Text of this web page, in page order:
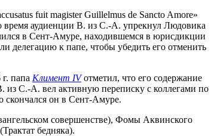
fuit magister Guillelmus de Sancto Amore»
аудиенции В. из С.-А. упрекнул Людовика
в Сент-Амуре, находившемся в юрисдикции
делегацию к папе, чтобы убедить его отменить
папа Климент IVотметил, что его содержание
из С.-А. вел активную переписку с коллегами по
скончался он в Сент-Амуре.
совершенстве), Фомы Аквинского
бедняка).